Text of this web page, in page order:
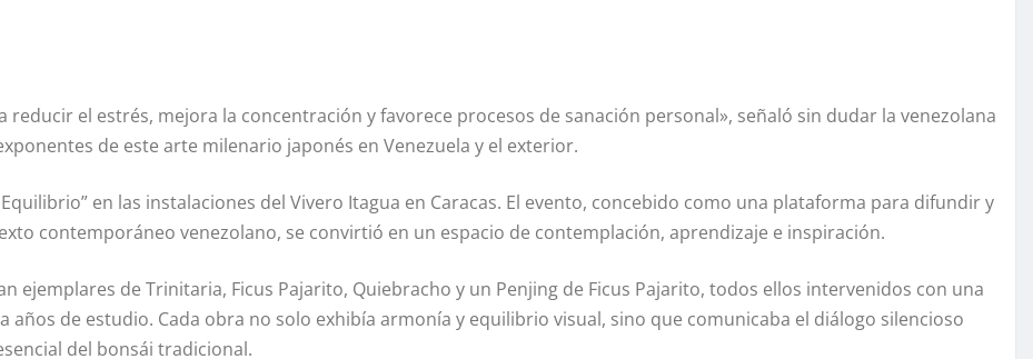
el estrés, mejora la concentración y favorece procesos de sanación personal», señaló sin dudar la venezolana
de este arte milenario japonés en Venezuela y el exterior.
en las instalaciones del Vivero Itagua en Caracas. El evento, concebido como una plataforma para difundir y
contemporáneo venezolano, se convirtió en un espacio de contemplación, aprendizaje e inspiración.
ejemplares de Trinitaria, Ficus Pajarito, Quiebracho y un Penjing de Ficus Pajarito, todos ellos intervenidos con una
años de estudio. Cada obra no solo exhibía armonía y equilibrio visual, sino que comunicaba el diálogo silencioso
del bonsái tradicional.